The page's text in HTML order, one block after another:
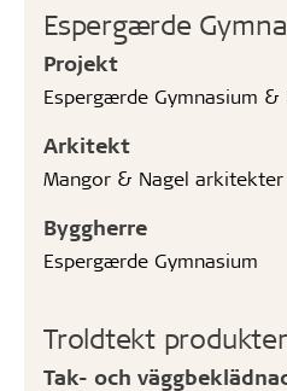
Espergærde
Projekt
Espergærde Gymnasium &
Arkitekt
Mangor & Nagel arkitekter
Byggherre
Espergærde Gymnasium
Troldtekt produkter
Tak- och